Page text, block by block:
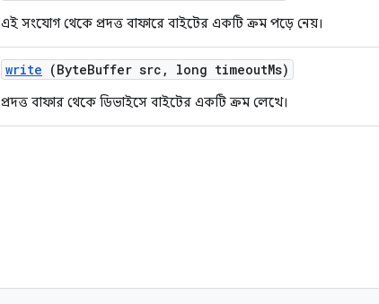
এই সংযোগ থেকে প্রদত্ত বাফারে বাইটের একটি ক্রম পড়ে নেয়।
write (ByteBuffer src , long timeoutMs)
প্রদত্ত বাফার থেকে ডিভাইসে বাইটের একটি ক্রম লেখে।